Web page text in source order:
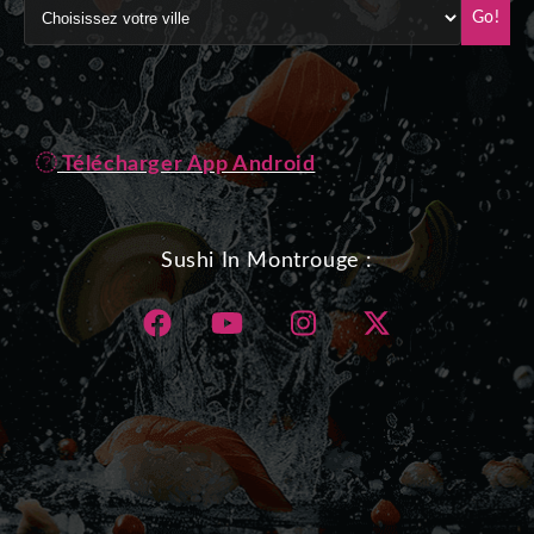
Go!
Télécharger App Android
Sushi In Montrouge :